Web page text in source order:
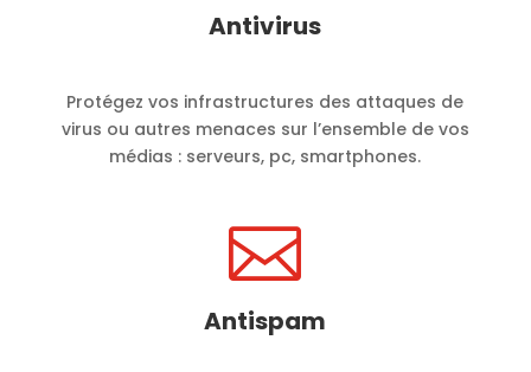
Antivirus
Protégez vos infrastructures des attaques de
virus ou autres menaces sur l’ensemble de vos
médias : serveurs, pc, smartphones.

Antispam